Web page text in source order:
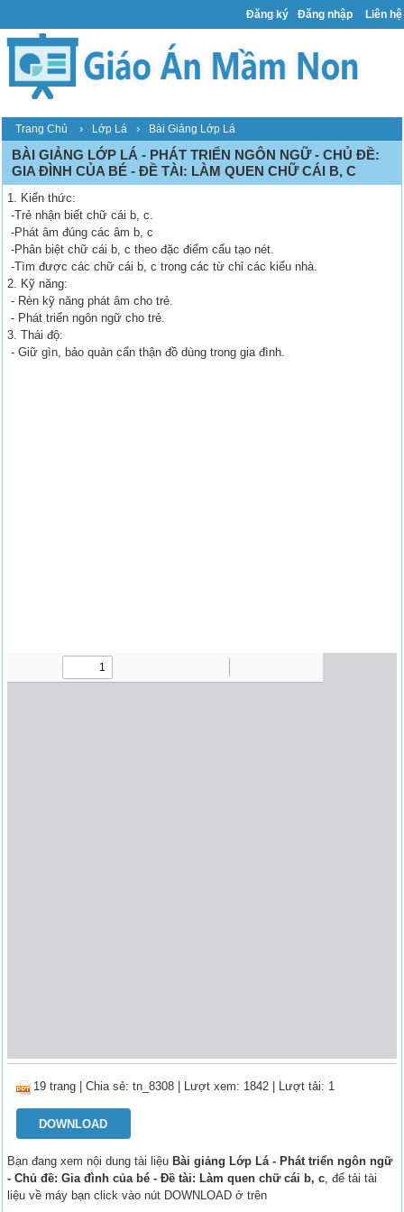
Đăng ký Đăng nhập Liên hệ
Trang Chủ › Lớp Lá › Bài Giảng Lớp Lá
BÀI GIẢNG LỚP LÁ - PHÁT TRIỂN NGÔN NGỮ - CHỦ ĐỀ:
GIA ĐÌNH CỦA BÉ - ĐỀ TÀI: LÀM QUEN CHỮ CÁI B, C
1. Kiến thức:
-Trẻ nhận biết chữ cái b, c.
-Phát âm đúng các âm b, c
-Phân biệt chữ cái b, c theo đặc điểm cấu tạo nét.
-Tìm được các chữ cái b, c trong các từ chỉ các kiểu nhà.
2. Kỹ năng:
- Rèn kỹ năng phát âm cho trẻ.
- Phát triển ngôn ngữ cho trẻ.
3. Thái độ:
- Giữ gìn, bảo quản cẩn thận đồ dùng trong gia đình.
19 trang |Chia sẻ:tn_8308 | Lượt xem: 1842 | Lượt tải: 1
DOWNLOAD
Bạn đang xem nội dung tài liệu Bài giảng Lớp Lá - Phát triển ngôn ngữ
- Chủ đề: Gia đình của bé - Đề tài: Làm quen chữ cái b, c, để tải tài
liệu về máy bạn click vào nút DOWNLOAD ở trên